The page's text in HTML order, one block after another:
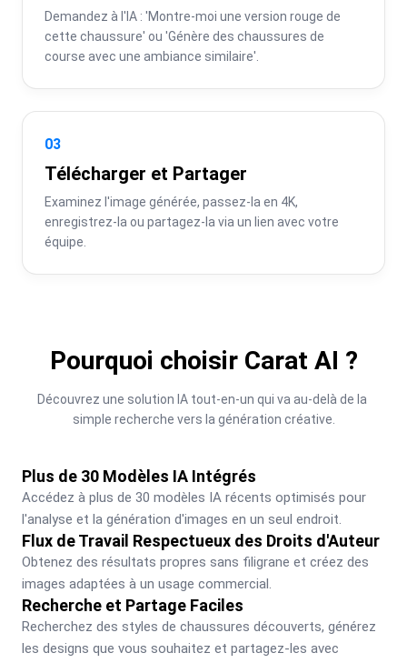
Demandez à l'IA : 'Montre-moi une version rouge de
cette chaussure' ou 'Génère des chaussures de
course avec une ambiance similaire'.
03
Télécharger et Partager
Examinez l'image générée, passez-la en 4K,
enregistrez-la ou partagez-la via un lien avec votre
équipe.
Pourquoi choisir Carat AI ?
Découvrez une solution IA tout-en-un qui va au-delà de la
simple recherche vers la génération créative.
Plus de 30 Modèles IA Intégrés
Accédez à plus de 30 modèles IA récents optimisés pour
l'analyse et la génération d'images en un seul endroit.
Flux de Travail Respectueux des Droits d'Auteur
Obtenez des résultats propres sans filigrane et créez des
images adaptées à un usage commercial.
Recherche et Partage Faciles
Recherchez des styles de chaussures découverts, générez
les designs que vous souhaitez et partagez-les avec